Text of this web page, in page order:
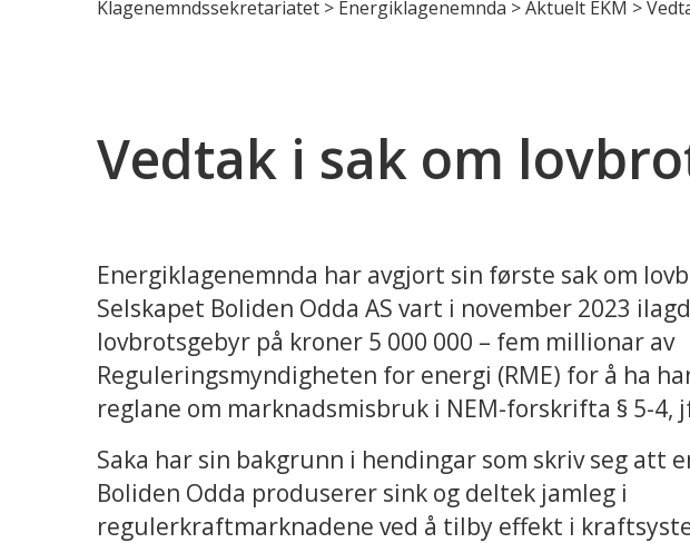
Klagenemndssekretariatet > Energiklagenemnda >Aktuelt EKM >
Vedtak i sak om
Energiklagenemnda har avgjort sin første sak om
Selskapet Boliden Odda AS vart i november 2023
lovbrotsgebyr på kroner 5 000 000 – fem millionar av
Reguleringsmyndigheten for energi (RME) for å ha
reglane om marknadsmisbruk i NEM-forskrifta § 5-4,
Saka har sin bakgrunn i hendingar som skriv seg att
Boliden Odda produserer sink og deltek jamleg i
regulerkraftmarknadene ved å tilby effekt i